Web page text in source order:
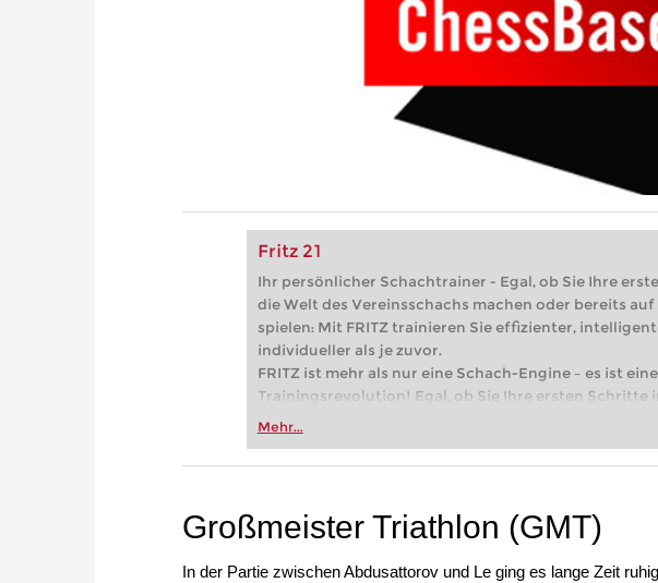
Fritz 21
Ihr persönlicher Schachtrainer - Egal, ob Sie Ihre
die Welt des Vereinsschachs machen oder bereits
spielen: Mit FRITZ trainieren Sie effizienter,
individueller als je zuvor.
FRITZ ist mehr als nur eine Schach-Engine – es ist eine
Trainingsrevolution! Egal, ob Sie Ihre ersten Schritte
Vereinsschachs machen oder bereits auf
zuvor.
Mehr...
Großmeister Triathlon (GMT)
In der Partie zwischen Abdusattorov und Le ging es lange Zeit